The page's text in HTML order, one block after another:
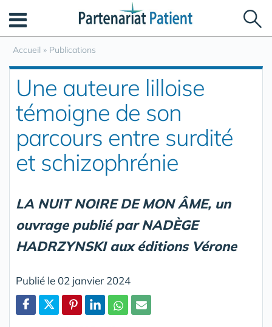
Accueil » Publications
Une auteure lilloise
témoigne de son
parcours entre surdité
et schizophrénie
LA NUIT NOIRE DE MON ÂME, un
ouvrage publié par NADÈGE
HADRZYNSKI aux éditions Vérone
Publié le 02 janvier 2024
Panneau de gestion des cookies